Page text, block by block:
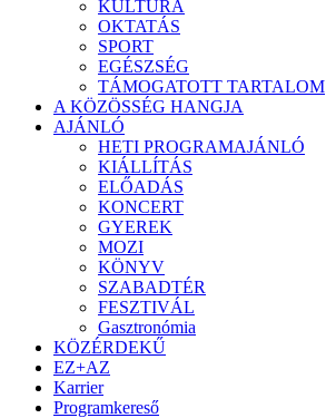
KULTÚRA
OKTATÁS
SPORT
EGÉSZSÉG
TÁMOGATOTT TARTALOM
A KÖZÖSSÉG HANGJA
AJÁNLÓ
HETI PROGRAMAJÁNLÓ
KIÁLLÍTÁS
ELŐADÁS
KONCERT
GYEREK
MOZI
KÖNYV
SZABADTÉR
FESZTIVÁL
Gasztronómia
KÖZÉRDEKŰ
EZ+AZ
Karrier
Programkereső